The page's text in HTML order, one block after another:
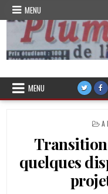
Skip
content
MENU
Plume de
MENU
A
Transition
quelques